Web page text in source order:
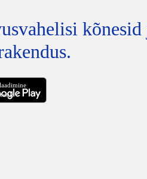
kõnesid